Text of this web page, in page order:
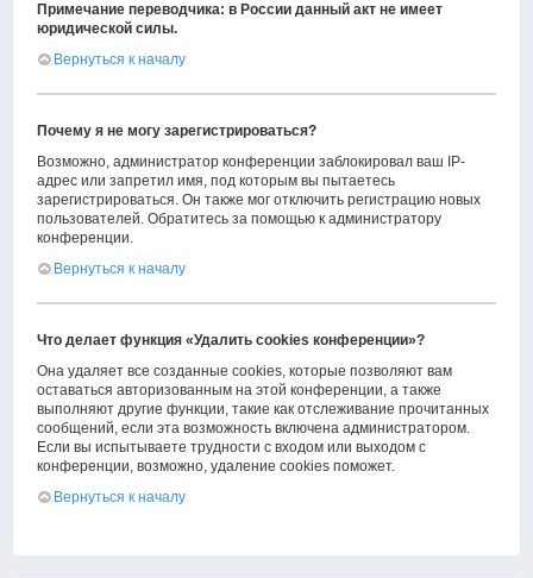
Примечание переводчика: в России данный акт не имеет
юридической силы.
Вернуться к началу
Почему я не могу зарегистрироваться?
Возможно, администратор конференции заблокировал ваш IP-
адрес или запретил имя, под которым вы пытаетесь
зарегистрироваться. Он также мог отключить регистрацию новых
пользователей. Обратитесь за помощью к администратору
конференции.
Вернуться к началу
Что делает функция «Удалить cookies конференции»?
Она удаляет все созданные cookies, которые позволяют вам
оставаться авторизованным на этой конференции, а также
выполняют другие функции, такие как отслеживание прочитанных
сообщений, если эта возможность включена администратором.
Если вы испытываете трудности с входом или выходом с
конференции, возможно, удаление cookies поможет.
Вернуться к началу